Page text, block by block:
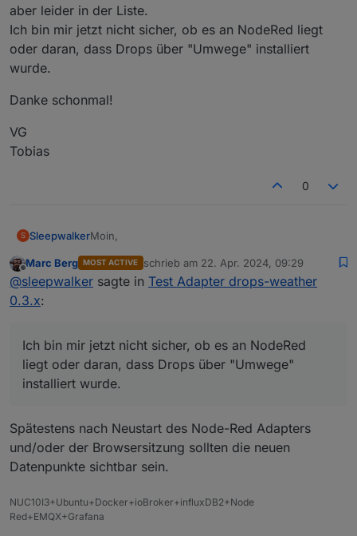
aber leider in der Liste.
Ich bin mir jetzt nicht sicher, ob es an NodeRed liegt
oder daran, dass Drops über "Umwege" installiert
wurde.
Danke schonmal!
VG
Tobias
0
S SleepwalkerMoin,
erstmal vielen Dank für diesen Adapter. Würde ihn
gerne testen, aber nach der Installation via git-
Ich bin mir jetzt nicht sicher, ob es an NodeRed
liegt oder daran, dass Drops über "Umwege"
installiert wurde.
VG
Tobias
Offline
Marc Berg MOST ACTIVE schrieb am 22. Apr. 2024, 09:29
zuletzt editiert von
@sleepwalker sagte in Test Adapter drops-weather
0.3.x:
Ich bin mir jetzt nicht sicher, ob es an NodeRed
liegt oder daran, dass Drops über "Umwege"
installiert wurde.
Spätestens nach Neustart des Node-Red Adapters
und/oder der Browsersitzung sollten die neuen
Datenpunkte sichtbar sein.
NUC10I3+Ubuntu+Docker+ioBroker+influxDB2+Node
Red+EMQX+Grafana